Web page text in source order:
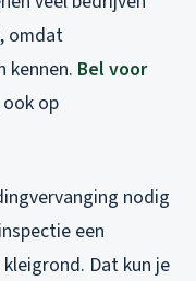
omdat
kennen. Bel voor
ook op
nodig
een
Dat kun je